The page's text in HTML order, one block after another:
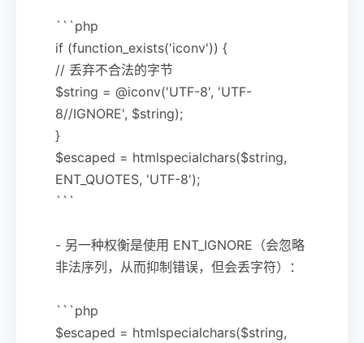
```php
if (function_exists('iconv')) {
// 丢弃不合法的字节
$string = @iconv('UTF-8', 'UTF-
8//IGNORE', $string);
}
$escaped = htmlspecialchars($string,
ENT_QUOTES, 'UTF-8');
```
- 另一种权衡是使用 ENT_IGNORE（会忽略
非法序列，从而抑制错误，但会丢字符）：
```php
$escaped = htmlspecialchars($string,